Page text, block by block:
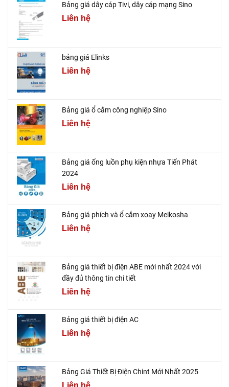
Bảng giá dây cáp Tivi, dây cáp mạng Sino
Liên hệ
bảng giá Elinks
Liên hệ
Bảng giá ổ cắm công nghiệp Sino
Liên hệ
Bảng giá ống luồn phụ kiện nhựa Tiến Phát
2024
Liên hệ
Bảng giá phích và ổ cắm xoay Meikosha
Liên hệ
Bảng giá thiết bị điện ABE mới nhất 2024 với
đầy đủ thông tin chi tiết
Liên hệ
Bảng giá thiết bị điện AC
Liên hệ
Bảng Giá Thiết Bị Điện Chint Mới Nhất 2025